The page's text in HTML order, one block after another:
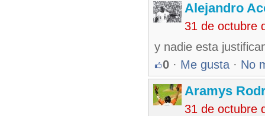
Alejandro
31 de octubre
y nadie esta
0 · Me gusta · No
Aramys
31 de octubre